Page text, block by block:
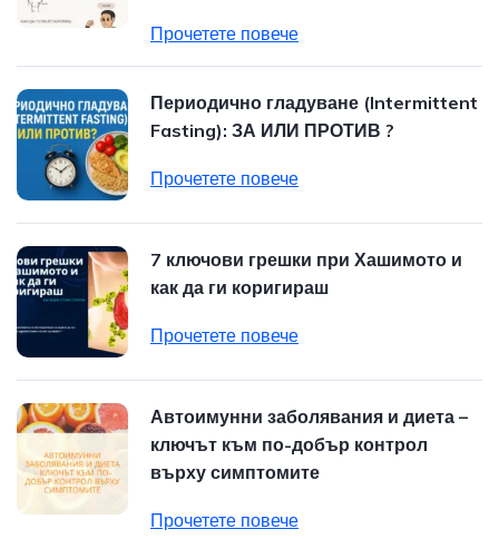
Прочетете повече
Периодично гладуване (Intermittent
Fasting): ЗА ИЛИ ПРОТИВ ?
Прочетете повече
7 ключови грешки при Хашимото и
как да ги коригираш
Прочетете повече
Автоимунни заболявания и диета –
ключът към по-добър контрол
върху симптомите
Прочетете повече